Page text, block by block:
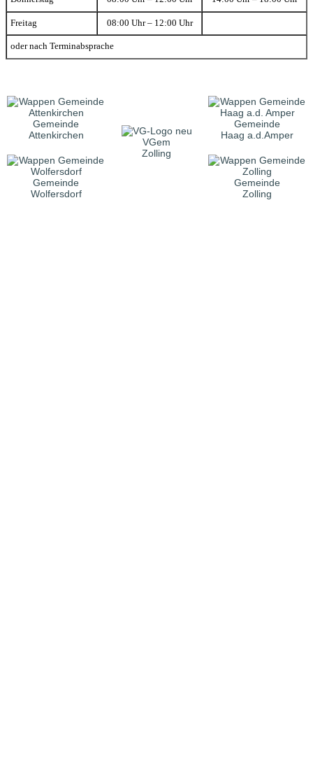
Freitag 08:00 Uhr – 12:00 Uhr
oder nach Terminabsprache
Gemeinde
Attenkirchen
VGem
Zolling
Gemeinde
Haag a.d.Amper
Gemeinde
Wolfersdorf
Gemeinde
Zolling